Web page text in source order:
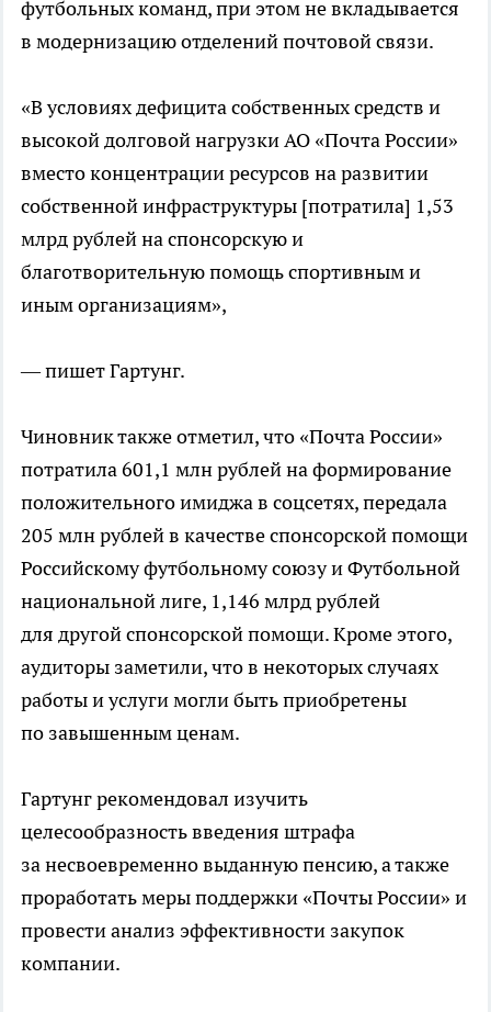
футбольных команд, при этом не вкладывается
в модернизацию отделений почтовой связи.
«В условиях дефицита собственных средств и
высокой долговой нагрузки АО «Почта России»
вместо концентрации ресурсов на развитии
собственной инфраструктуры [потратила] 1,53
млрд рублей на спонсорскую и
благотворительную помощь спортивным и
иным организациям»,
— пишет Гартунг.
Чиновник также отметил, что «Почта России»
потратила 601,1 млн рублей на формирование
положительного имиджа в соцсетях, передала
205 млн рублей в качестве спонсорской помощи
Российскому футбольному союзу и Футбольной
национальной лиге, 1,146 млрд рублей
для другой спонсорской помощи. Кроме этого,
аудиторы заметили, что в некоторых случаях
работы и услуги могли быть приобретены
по завышенным ценам.
Гартунг рекомендовал изучить
целесообразность введения штрафа
за несвоевременно выданную пенсию, а также
проработать меры поддержки «Почты России» и
провести анализ эффективности закупок
компании.